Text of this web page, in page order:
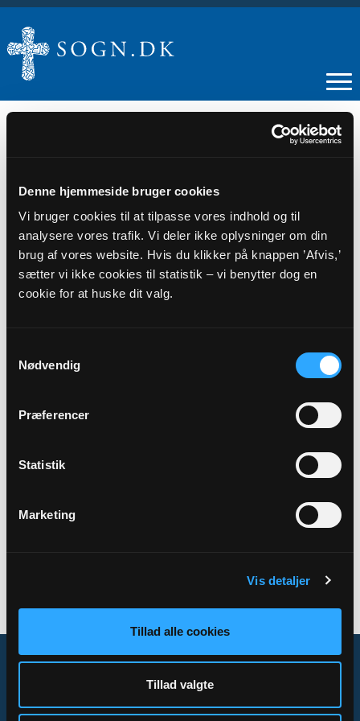
Denne hjemmeside bruger cookies
Vi bruger cookies til at tilpasse vores indhold og til
analysere vores trafik. Vi deler ikke oplysninger om din
brug af vores website. Hvis du klikker på knappen ’Afvis,’
sætter vi ikke cookies til statistik – vi benytter dog en
cookie for at huske dit valg.
Nødvendig
Præferencer
Statistik
Marketing
Vis detaljer
Tillad alle cookies
Tillad valgte
30
OKT
Menighedsrådsmøde
Sæby sognegård